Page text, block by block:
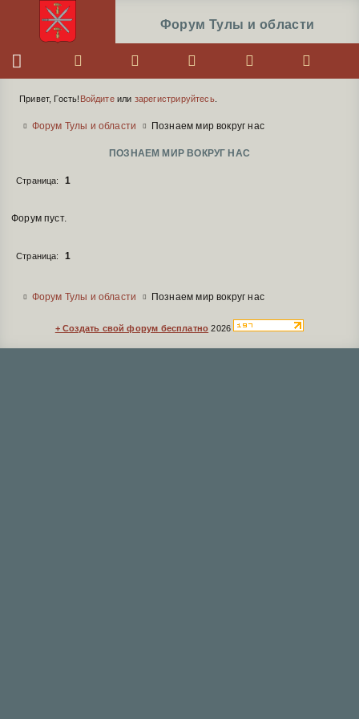
Форум Тулы и области
Привет, Гость! Войдитеили зарегистрируйтесь.
Форум Тулы и области Познаем мир вокруг нас
ПОЗНАЕМ МИР ВОКРУГ НАС
Страница: 1
Форум пуст.
Страница: 1
Форум Тулы и области Познаем мир вокруг нас
+ Создать свой форум бесплатно 2026